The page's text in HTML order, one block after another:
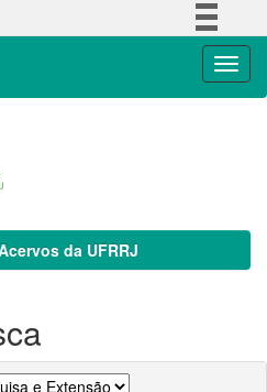
da UFRRJ